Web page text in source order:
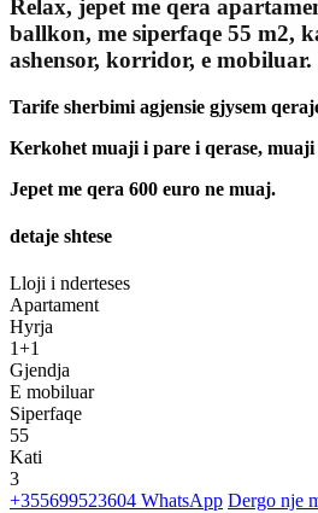
Relax, jepet me qera
ballkon, me siperfaqe 55 m2,
ashensor, korridor, e mobiluar.
Tarife sherbimi agjensie gjysem
Kerkohet muaji i pare i qerase,
Jepet me qera 600 euro ne muaj.
detaje shtese
Lloji i nderteses
Apartament
Hyrja
1+1
Gjendja
E mobiluar
Siperfaqe
55
Kati
3
+355699523604 WhatsApp Dergo nje